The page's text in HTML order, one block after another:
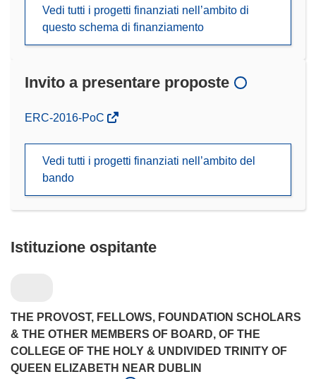
Vedi tutti i progetti finanziati nell’ambito di
questo schema di finanziamento
Invito a presentare proposte
(si
nuova
ERC-2016-PoC
Vedi tutti i progetti finanziati nell’ambito del
bando
Istituzione ospitante
THE PROVOST, FELLOWS, FOUNDATION SCHOLARS
& THE OTHER MEMBERS OF BOARD, OF THE
COLLEGE OF THE HOLY & UNDIVIDED TRINITY OF
QUEEN ELIZABETH NEAR DUBLIN